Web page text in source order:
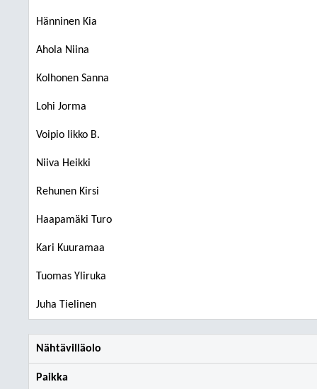
Hänninen Kia
Ahola Niina
Kolhonen Sanna
Lohi Jorma
Voipio Iikko B.
Niiva Heikki
Rehunen Kirsi
Haapamäki Turo
Kari Kuuramaa
Tuomas Yliruka
Juha Tielinen
Nähtävilläolo
Paikka